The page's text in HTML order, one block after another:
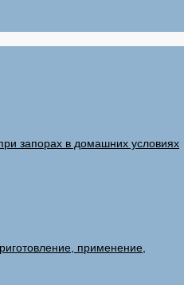
запорах в домашних условиях
применение,